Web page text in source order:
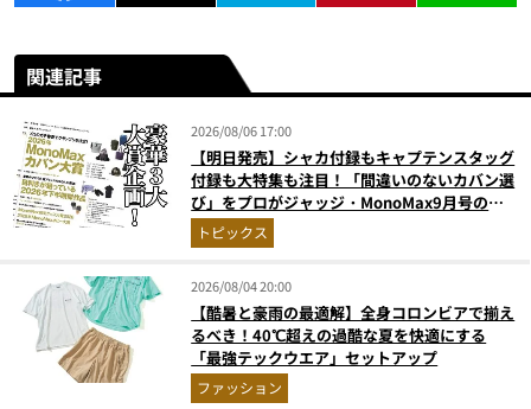
関連記事
2026/08/06 17:00
【明日発売】シャカ付録もキャプテンスタッグ
付録も大特集も注目！「間違いのないカバン選
び」をプロがジャッジ・MonoMax9月号の目
次を公開
トピックス
2026/08/04 20:00
【酷暑と豪雨の最適解】全身コロンビアで揃え
るべき！40℃超えの過酷な夏を快適にする
「最強テックウエア」セットアップ
ファッション